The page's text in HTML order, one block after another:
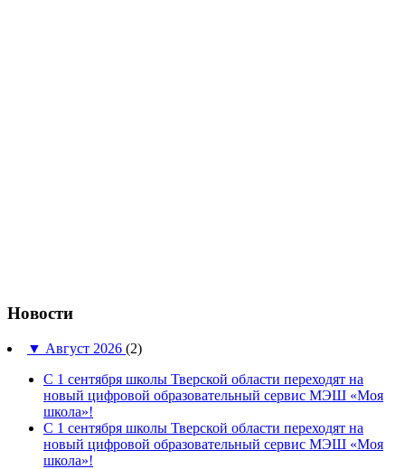
Новости
▼ Август 2026 (2)
С 1 сентября школы Тверской области переходят на
новый цифровой образовательный сервис МЭШ «Моя
школа»!
С 1 сентября школы Тверской области переходят на
новый цифровой образовательный сервис МЭШ «Моя
школа»!